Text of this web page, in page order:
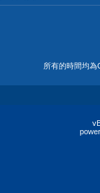
所有的時間均為